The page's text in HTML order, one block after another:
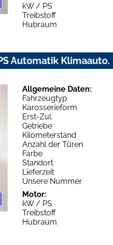
kW / PS
Treibstoff
Hubraum
Automatik Klimaauto.
Allgemeine Daten:
Fahrzeugtyp
Karosserieform
Erst-Zul.
Getriebe
Kilometerstand
Anzahl der Türen
Farbe
Standort
Lieferzeit
Unsere Nummer
Motor:
kW / PS
Treibstoff
Hubraum